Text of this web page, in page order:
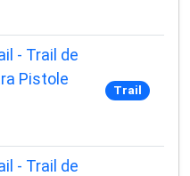
- Trail de
Pistole
Trail
- Trail de